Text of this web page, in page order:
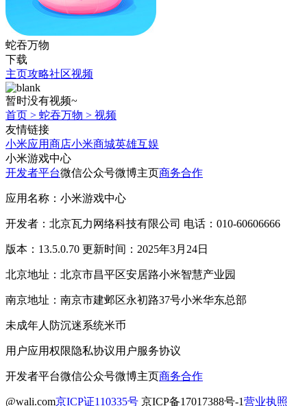
蛇吞万物
下载
主页攻略社区视频
暂时没有视频~
首页 > 蛇吞万物 > 视频
友情链接
小米应用商店小米商城英雄互娱
小米游戏中心
开发者平台微信公众号微博主页商务合作
应用名称：小米游戏中心
开发者：北京瓦力网络科技有限公司 电话：010-60606666
版本：13.5.0.70 更新时间：2025年3月24日
北京地址：北京市昌平区安居路小米智慧产业园
南京地址：南京市建邺区永初路37号小米华东总部
未成年人防沉迷系统米币
用户应用权限隐私协议用户服务协议
开发者平台微信公众号微博主页商务合作
@wali.com京ICP证110335号 京ICP备17017388号-1营业执照